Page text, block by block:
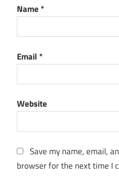
Name *
Email *
Website
Save my name, email,
browser for the next time I